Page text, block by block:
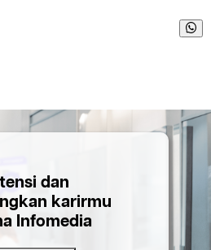
dan
karirmu
Infomedia